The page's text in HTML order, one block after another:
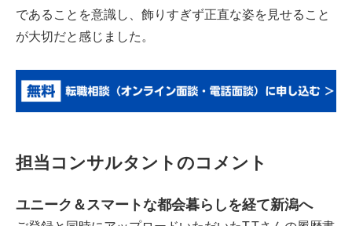
であることを意識し、飾りすぎず正直な姿を見せること
が大切だと感じました。
担当コンサルタントのコメント
ユニーク＆スマートな都会暮らしを経て新潟へ